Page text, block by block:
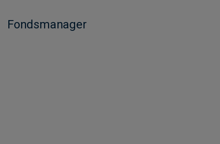
Fondsmanager​​​​​​​​​​​​​​​​​​​​